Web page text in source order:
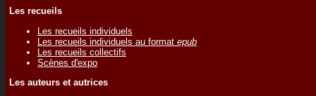
Les recueils
Les recueils individuels
Les recueils individuels au format epub
Les recueils collectifs
Scènes d'expo
Les auteurs et autrices